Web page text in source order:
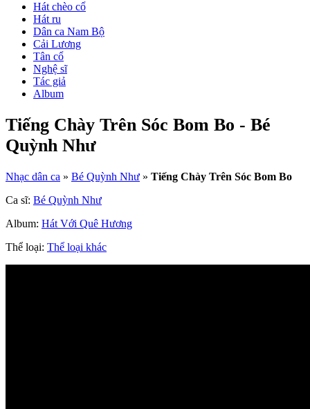
Hát chèo cổ
Hát ru
Dân ca Nam Bộ
Cải Lương
Tân cổ
Nghệ sĩ
Tác giả
Album
Tiếng Chày Trên Sóc Bom Bo - Bé
Quỳnh Như
Nhạc dân ca » Bé Quỳnh Như » Tiếng Chày Trên Sóc Bom Bo
Ca sĩ: Bé Quỳnh Như
Album: Hát Với Quê Hương
Thể loại: Thể loại khác